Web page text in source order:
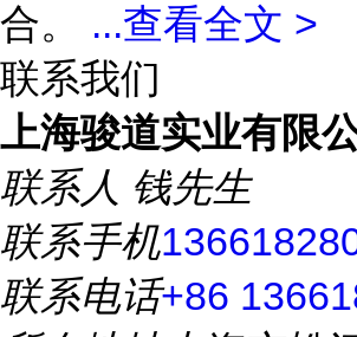
合。 ...查看全文 >
联系我们
上海骏道实业有限
联系人 钱先生
联系手机
联系电话+86